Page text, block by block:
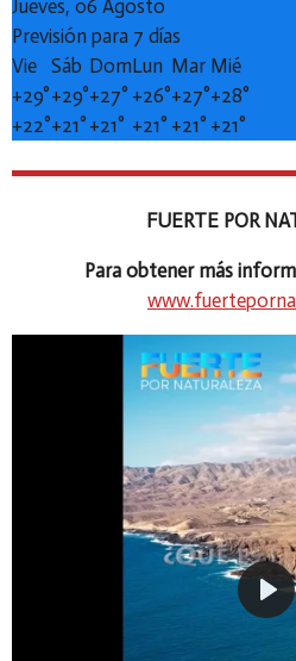
Jueves, 06 Agosto
Previsión para 7 días
Vie Sáb DomLun Mar Mié
+29°+29°+27° +26°+27°+28°
+22°+21° +21° +21° +21° +21°
FUERTE POR
Para obtener más
P